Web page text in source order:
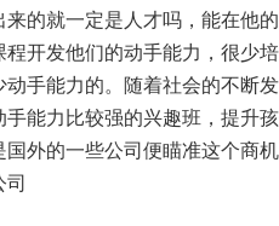
的就一定是人才吗，能在他
开发他们的动手能力，很少
手能力的。随着社会的不断
能力比较强的兴趣班，提升
外的一些公司便瞄准这个商
司